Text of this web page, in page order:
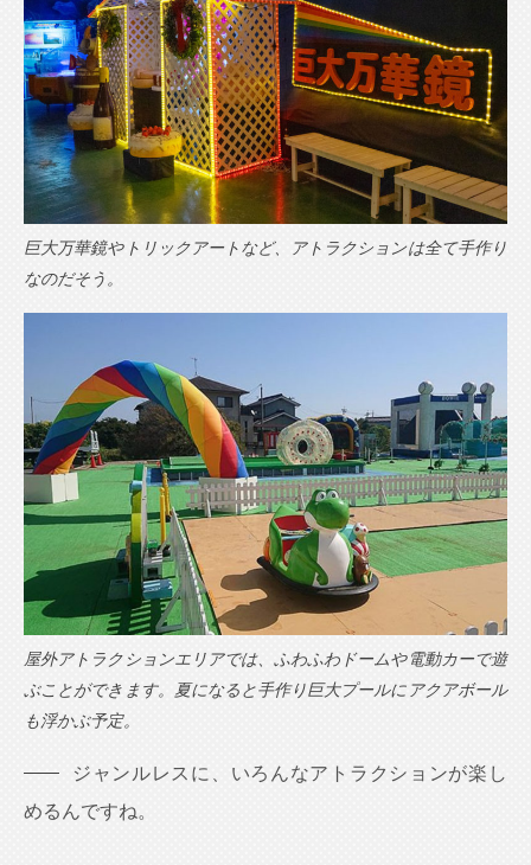
巨大万華鏡やトリックアートなど、アトラクションは全て手作り
なのだそう。
屋外アトラクションエリアでは、ふわふわドームや電動カーで遊
ぶことができます。夏になると手作り巨大プールにアクアボール
も浮かぶ予定。
ジャンルレスに、いろんなアトラクションが楽し
めるんですね。